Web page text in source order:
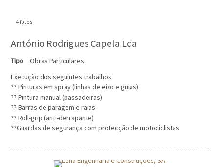
4 fotos
António Rodrigues Capela Lda
Tipo
Obras Particulares
Execução dos seguintes trabalhos:
?? Pinturas em spray (linhas de eixo e guias)
?? Pintura manual (passadeiras)
?? Barras de paragem e raias
?? Roll-grip (anti-derrapante)
??Guardas de segurança com protecção de motociclistas